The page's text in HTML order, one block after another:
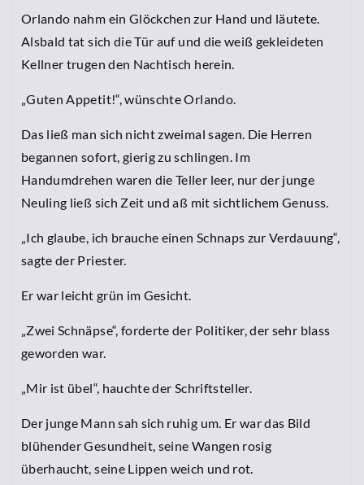
Orlando nahm ein Glöckchen zur Hand und läutete.
Alsbald tat sich die Tür auf und die weiß gekleideten
Kellner trugen den Nachtisch herein.
„Guten Appetit!“, wünschte Orlando.
Das ließ man sich nicht zweimal sagen. Die Herren
begannen sofort, gierig zu schlingen. Im
Handumdrehen waren die Teller leer, nur der junge
Neuling ließ sich Zeit und aß mit sichtlichem Genuss.
„Ich glaube, ich brauche einen Schnaps zur Verdauung“,
sagte der Priester.
Er war leicht grün im Gesicht.
„Zwei Schnäpse“, forderte der Politiker, der sehr blass
geworden war.
„Mir ist übel“, hauchte der Schriftsteller.
Der junge Mann sah sich ruhig um. Er war das Bild
blühender Gesundheit, seine Wangen rosig
überhaucht, seine Lippen weich und rot.